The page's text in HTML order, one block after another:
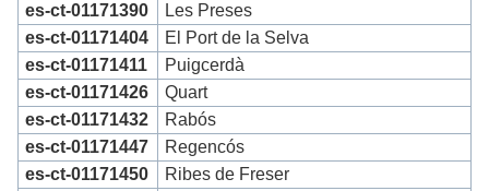
es-ct-01171390
Les Preses
es-ct-01171404
El Port de la Selva
es-ct-01171411
Puigcerdà
es-ct-01171426
Quart
es-ct-01171432
Rabós
es-ct-01171447
Regencós
es-ct-01171450
Ribes de Freser